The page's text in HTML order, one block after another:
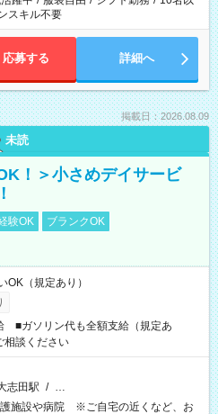
スキル不要
応募する 詳細へ
掲載日：2026.08.09
未読
！＞小さめデイサービ
験OK
ブランクOK
（規定あり）
■ガソリン代も全額支給（規定あ
談ください
志田駅 / …
護施設や病院 ※ご自宅の近くなど、お